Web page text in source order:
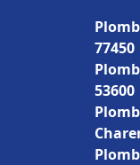
77450
53600